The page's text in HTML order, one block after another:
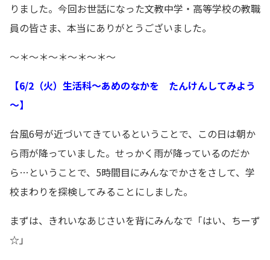
りました。今回お世話になった文教中学・高等学校の教職
員の皆さま、本当にありがとうございました。
～＊～＊～＊～＊～＊～
【6/2（火）生活科～あめのなかを たんけんしてみよう
～】
台風6号が近づいてきているということで、この日は朝か
ら雨が降っていました。せっかく雨が降っているのだか
ら…ということで、5時間目にみんなでかさをさして、学
校まわりを探検してみることにしました。
まずは、きれいなあじさいを背にみんなで「はい、ちーず
☆」